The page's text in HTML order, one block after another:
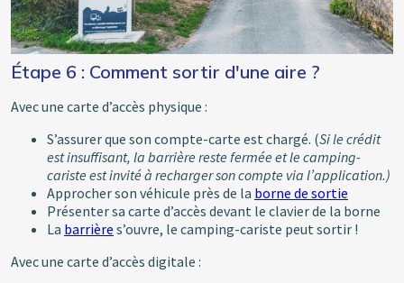
Étape 6 : Comment sortir d'une aire ?
Avec une carte d’accès physique :
S’assurer que son compte-carte est chargé. (Si le crédit
est insuffisant, la barrière reste fermée et le camping-
cariste est invité à recharger son compte via l’application.)
Approcher son véhicule près de la borne de sortie
Présenter sa carte d’accès devant le clavier de la borne
La barrière s’ouvre, le camping-cariste peut sortir !
Avec une carte d’accès digitale :